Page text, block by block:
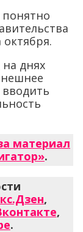
понятно
днях
материал
.
,
,
.